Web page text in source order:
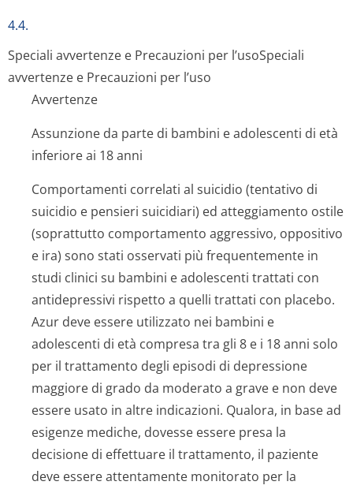
4.4.
Speciali avvertenze e Precauzioni per l’usoSpeciali
avvertenze e Precauzioni per l’uso
Avvertenze
Assunzione da parte di bambini e adolescenti di età
inferiore ai 18 anni
Comportamenti correlati al suicidio (tentativo di
suicidio e pensieri suicidiari) ed atteggiamento ostile
(soprattutto comportamento aggressivo, oppositivo
e ira) sono stati osservati più frequentemente in
studi clinici su bambini e adolescenti trattati con
antidepressivi rispetto a quelli trattati con placebo.
Azur deve essere utilizzato nei bambini e
adolescenti di età compresa tra gli 8 e i 18 anni solo
per il trattamento degli episodi di depressione
maggiore di grado da moderato a grave e non deve
essere usato in altre indicazioni. Qualora, in base ad
esigenze mediche, dovesse essere presa la
decisione di effettuare il trattamento, il paziente
deve essere attentamente monitorato per la